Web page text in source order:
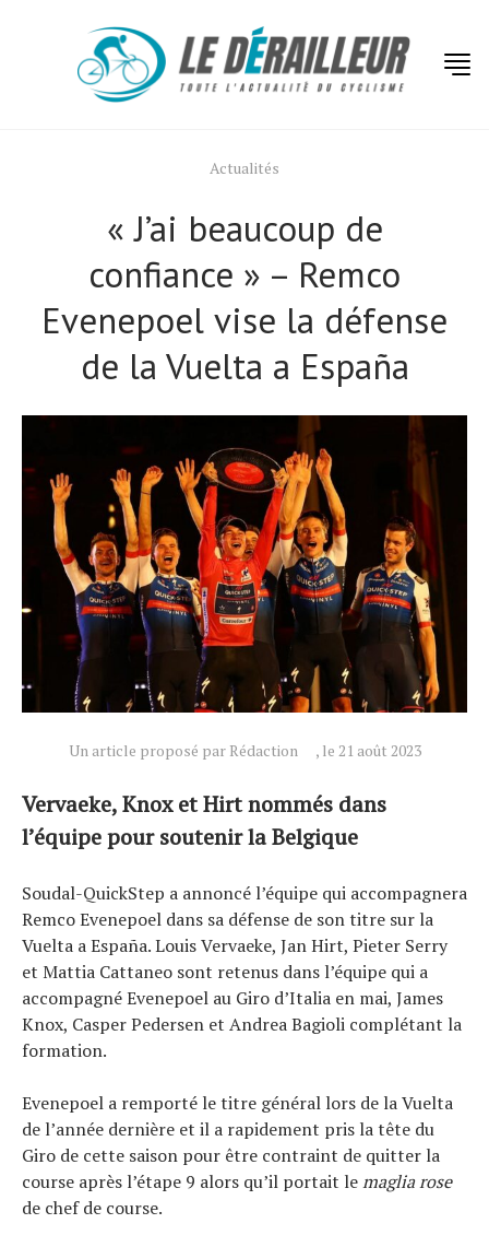
Actualités
« J’ai beaucoup de
confiance » – Remco
Evenepoel vise la défense
de la Vuelta a España
Un article proposé par Rédaction , le 21 août 2023
Vervaeke, Knox et Hirt nommés dans
l’équipe pour soutenir la Belgique
Soudal-QuickStep a annoncé l’équipe qui accompagnera
Remco Evenepoel dans sa défense de son titre sur la
Vuelta a España. Louis Vervaeke, Jan Hirt, Pieter Serry
et Mattia Cattaneo sont retenus dans l’équipe qui a
accompagné Evenepoel au Giro d’Italia en mai, James
Knox, Casper Pedersen et Andrea Bagioli complétant la
formation.
Evenepoel a remporté le titre général lors de la Vuelta
de l’année dernière et il a rapidement pris la tête du
Giro de cette saison pour être contraint de quitter la
course après l’étape 9 alors qu’il portait lemaglia rose
de chef de course.
Actualités
Technologies
Tests de produits
Tous nos articles
À propos